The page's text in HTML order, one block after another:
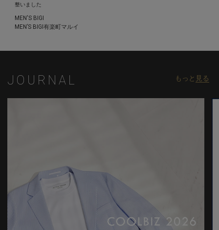
整いました
MEN'S BIGI
MEN’S BIGI有楽町マルイ
JOURNAL もっと 見る